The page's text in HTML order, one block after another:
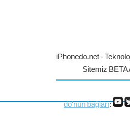
iPhonedo.net -
Sitemiz BETA
do'nun bağları: